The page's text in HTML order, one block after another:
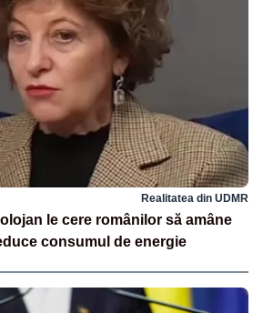
Realitatea din UDMR
le cere românilor să amâne
consumul de energie